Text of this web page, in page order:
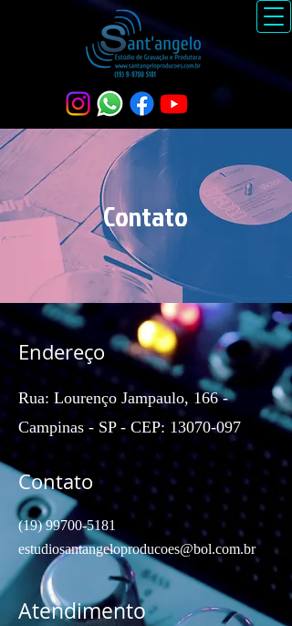
Contato
Endereço
Rua: Lourenço Jampaulo, 166 -
Campinas - SP - CEP: 13070-097
Contato
(19) 99700-5181
estudiosantangeloproducoes@bol.com.br
Atendimento